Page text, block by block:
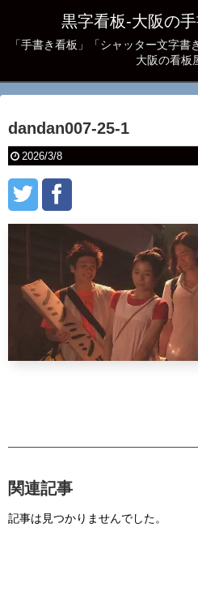
黒字看板‐大阪の
「手書き看板」「シャッター文字
大阪の看板
dandan007-25-1
2026/3/8
関連記事
記事は見つかりませんでした。